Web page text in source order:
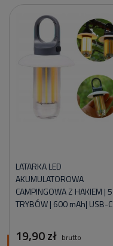
LATARKA LED
AKUMULATOROWA
CAMPINGOWA Z HAKIEM | 5
TRYBÓW | 600 mAh| USB-C
19,90 zł brutto